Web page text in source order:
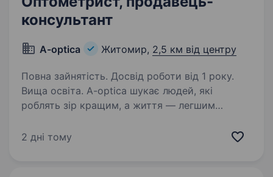
консультант
A-optica Житомир, 2,5 км від центру
Повна зайнятість. Досвід роботи від 1 року.
Вища освіта. A-optica шукає людей, які
роблять зір кращим, а життя — легшим
Оптометриста, для якого важливі
2 дні тому